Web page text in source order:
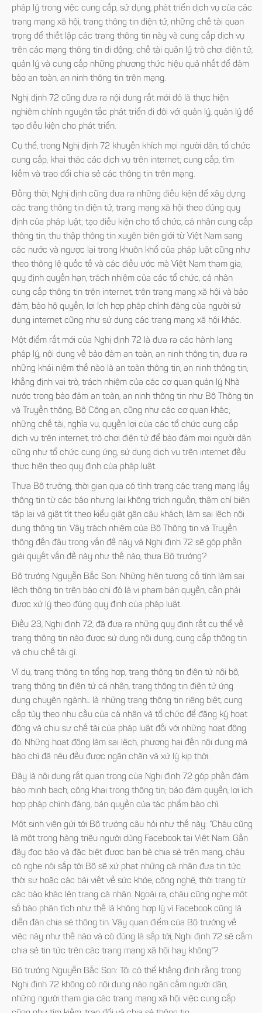
pháp lý trong việc cung cấp, sử dụng, phát triển dịch vụ của các
trang mạng xã hội, trang thông tin điện tử, những chế tài quan
trọng để thiết lập các trang thông tin này và cung cấp dịch vụ
trên các mạng thông tin di động; chế tài quản lý trò chơi điện tử,
quản lý và cung cấp những phương thức hiệu quả nhất để đảm
bảo an toàn, an ninh thông tin trên mạng.
Nghị định 72 cũng đưa ra nội dung rất mới đó là thực hiện
nghiêm chỉnh nguyên tắc phát triển đi đôi với quản lý, quản lý để
tạo điều kiện cho phát triển.
Cụ thể, trong Nghị định 72 khuyến khích mọi người dân, tổ chức
cung cấp, khai thác các dịch vụ trên internet; cung cấp, tìm
kiếm và trao đổi chia sẻ các thông tin trên mạng.
Đồng thời, Nghị định cũng đưa ra những điều kiện để xây dựng
các trang thông tin điện tử, trang mạng xã hội theo đúng quy
định của pháp luật; tạo điều kiện cho tổ chức, cá nhân cung cấp
thông tin, thu thập thông tin xuyên biên giới từ Việt Nam sang
các nước và ngược lại trong khuôn khổ của pháp luật cũng như
theo thông lệ quốc tế và các điều ước mà Việt Nam tham gia;
quy định quyền hạn, trách nhiệm của các tổ chức, cá nhân
cung cấp thông tin trên internet, trên trang mạng xã hội và bảo
đảm, bảo hộ quyền, lợi ích hợp pháp chính đáng của người sử
dụng internet cũng như sử dụng các trang mạng xã hội khác.
Một điểm rất mới của Nghị định 72 là đưa ra các hành lang
pháp lý, nội dung về bảo đảm an toàn, an ninh thông tin; đưa ra
những khái niệm thế nào là an toàn thông tin, an ninh thông tin;
khẳng định vai trò, trách nhiệm của các cơ quan quản lý Nhà
nước trong bảo đảm an toàn, an ninh thông tin như Bộ Thông tin
và Truyền thông, Bộ Công an, cũng như các cơ quan khác;
những chế tài, nghĩa vụ, quyền lợi của các tổ chức cung cấp
dịch vụ trên internet, trò chơi điện tử để bảo đảm mọi người dân
cũng như tổ chức cung ứng, sử dụng dịch vụ trên internet đều
thực hiện theo quy định của pháp luật.
Thưa Bộ trưởng, thời gian qua có tình trạng các trang mạng lấy
thông tin từ các báo nhưng lại không trích nguồn, thậm chí biên
tập lại và giật tít theo kiểu giật gân câu khách, làm sai lệch nội
dung thông tin. Vậy trách nhiệm của Bộ Thông tin và Truyền
thông đến đâu trong vấn đề này và Nghị định 72 sẽ góp phần
giải quyết vấn đề này như thế nào, thưa Bộ trưởng?
Bộ trưởng Nguyễn Bắc Son: Những hiện tượng cố tình làm sai
lệch thông tin trên báo chí đó là vi phạm bản quyền, cần phải
được xử lý theo đúng quy định của pháp luật.
Điều 23, Nghị định 72, đã đưa ra những quy định rất cụ thể về
trang thông tin nào được sử dụng nội dung, cung cấp thông tin
và chịu chế tài gì.
Ví dụ, trang thông tin tổng hợp, trang thông tin điện tử nội bộ,
trang thông tin điện tử cá nhân, trang thông tin điện tử ứng
dụng chuyên ngành... là những trang thông tin riêng biệt, cung
cấp tùy theo nhu cầu của cá nhân và tổ chức để đăng ký hoạt
động và chịu sự chế tài của pháp luật đối với những hoạt động
đó. Những hoạt động làm sai lệch, phương hại đến nội dung mà
báo chí đã nêu đều được ngăn chặn và xử lý kịp thời.
Đây là nội dung rất quan trọng của Nghị định 72 góp phần đảm
bảo minh bạch, công khai trong thông tin; bảo đảm quyền, lợi ích
hợp pháp chính đáng, bản quyền của tác phẩm báo chí.
Một sinh viên gửi tới Bộ trưởng câu hỏi như thế này: “Cháu cũng
là một trong hàng triệu người dùng Facebook tại Việt Nam. Gần
đây đọc báo và đặc biệt được bạn bè chia sẻ trên mạng, cháu
có nghe nói sắp tới Bộ sẽ xử phạt những cá nhân đưa tin tức
thời sự hoặc các bài viết về sức khỏe, công nghệ, thời trang từ
các báo khác lên trang cá nhân. Ngoài ra, cháu cũng nghe một
số báo phân tích như thế là không hợp lý vì Facebook cũng là
diễn đàn chia sẻ thông tin. Vậy quan điểm của Bộ trưởng về
việc này như thế nào và có đúng là sắp tới, Nghị định 72 sẽ cấm
chia sẻ tin tức trên các trang mạng xã hội hay không”?
Bộ trưởng Nguyễn Bắc Son: Tôi có thể khẳng định rằng trong
Nghị định 72 không có nội dung nào ngăn cấm người dân,
những người tham gia các trang mạng xã hội việc cung cấp